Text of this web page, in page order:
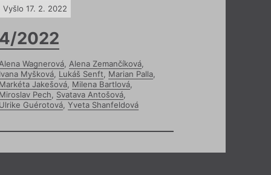
Vyšlo 17. 2. 2022
2022
Wagnerová, Alena Zemančíková,
Myšková, Lukáš Senft, Marian Palla,
Jakešová, Milena Bartlová,
Pech, Svatava Antošová,
Guérotová, Yveta Shanfeldová